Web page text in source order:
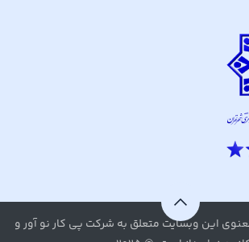
این وبسایت متعلق به شرکت پی کار نو آور و